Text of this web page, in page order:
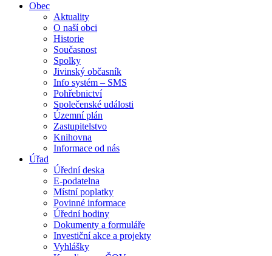
Obec
Aktuality
O naší obci
Historie
Současnost
Spolky
Jivinský občasník
Info systém – SMS
Pohřebnictví
Společenské události
Územní plán
Zastupitelstvo
Knihovna
Informace od nás
Úřad
Úřední deska
E-podatelna
Místní poplatky
Povinné informace
Úřední hodiny
Dokumenty a formuláře
Investiční akce a projekty
Vyhlášky